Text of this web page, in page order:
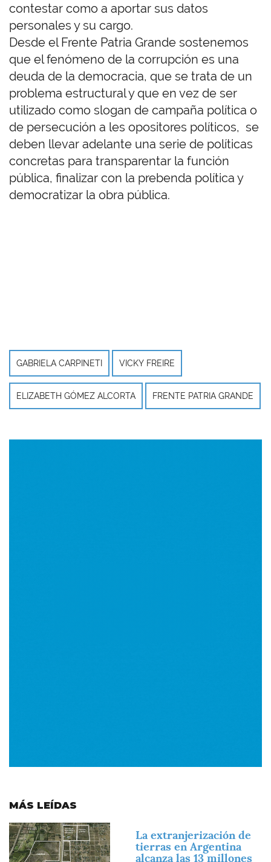
contestar como a aportar sus datos
personales y su cargo.
Desde el Frente Patria Grande sostenemos
que el fenómeno de la corrupción es una
deuda de la democracia, que se trata de un
problema estructural y que en vez de ser
utilizado como slogan de campaña política o
de persecución a les opositores políticos, se
deben llevar adelante una serie de políticas
concretas para transparentar la función
pública, finalizar con la prebenda política y
democratizar la obra pública.
GABRIELA CARPINETI VICKY FREIRE
ELIZABETH GÓMEZ ALCORTA FRENTE PATRIA GRANDE
MÁS LEÍDAS
Imagen
La extranjerización de
tierras en Argentina
alcanza las 13 millones